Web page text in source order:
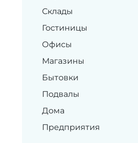
Склады
Гостиницы
Офисы
Магазины
Бытовки
Подвалы
Дома
Предприятия